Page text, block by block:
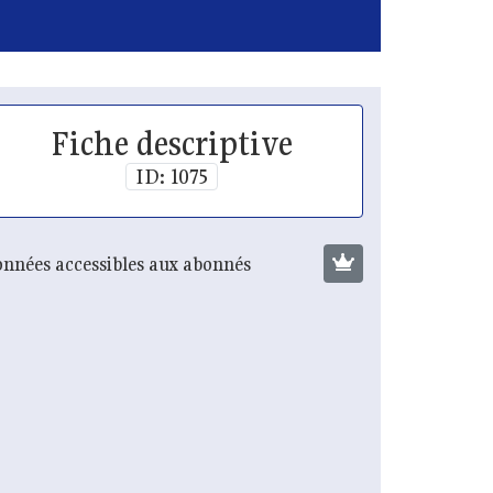
Fiche descriptive
ID: 1075
accessibles aux abonnés